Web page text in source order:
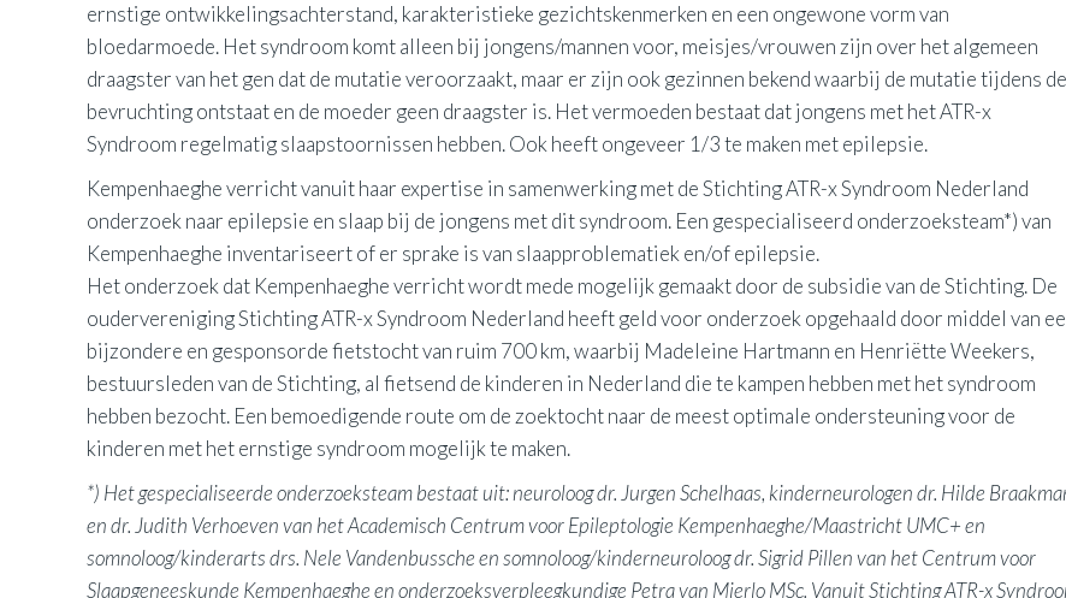
ernstige ontwikkelingsachterstand, karakteristieke gezichtskenmerken en een ongewone vorm van
bloedarmoede. Het syndroom komt alleen bij jongens/mannen voor, meisjes/vrouwen zijn over het algemeen
draagster van het gen dat de mutatie veroorzaakt, maar er zijn ook gezinnen bekend waarbij de mutatie tijdens de
bevruchting ontstaat en de moeder geen draagster is. Het vermoeden bestaat dat jongens met het ATR-x
Syndroom regelmatig slaapstoornissen hebben. Ook heeft ongeveer 1/3 te maken met epilepsie.
Kempenhaeghe verricht vanuit haar expertise in samenwerking met de Stichting ATR-x Syndroom Nederland
onderzoek naar epilepsie en slaap bij de jongens met dit syndroom. Een gespecialiseerd onderzoeksteam*) van
Kempenhaeghe inventariseert of er sprake is van slaapproblematiek en/of epilepsie.
Het onderzoek dat Kempenhaeghe verricht wordt mede mogelijk gemaakt door de subsidie van de Stichting. De
oudervereniging Stichting ATR-x Syndroom Nederland heeft geld voor onderzoek opgehaald door middel van
bijzondere en gesponsorde fietstocht van ruim 700 km, waarbij Madeleine Hartmann en Henriëtte Weekers,
bestuursleden van de Stichting, al fietsend de kinderen in Nederland die te kampen hebben met het syndroom
hebben bezocht. Een bemoedigende route om de zoektocht naar de meest optimale ondersteuning voor de
kinderen met het ernstige syndroom mogelijk te maken.
*) Het gespecialiseerde onderzoeksteam bestaat uit: neuroloog dr. Jurgen Schelhaas, kinderneurologen dr. Hilde
en dr. Judith Verhoeven van het Academisch Centrum voor Epileptologie Kempenhaeghe/Maastricht UMC+ en
somnoloog/kinderarts drs. Nele Vandenbussche en somnoloog/kinderneuroloog dr. Sigrid Pillen van het Centrum voor
Slaapgeneeskunde Kempenhaeghe en onderzoeksverpleegkundige Petra van Mierlo MSc. Vanuit Stichting ATR-x